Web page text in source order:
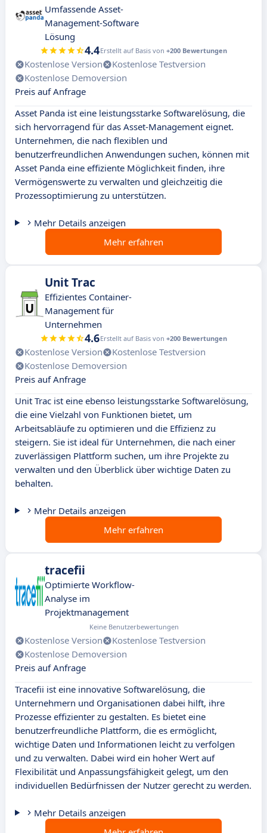
Umfassende Asset-
Management-Software
Lösung
4.4Erstellt auf Basis von +200 Bewertungen
Kostenlose Version
Kostenlose Testversion
Kostenlose Demoversion
Preis auf Anfrage
Asset Panda ist eine leistungsstarke Softwarelösung, die
sich hervorragend für das Asset-Management eignet.
Unternehmen, die nach flexiblen und
benutzerfreundlichen Anwendungen suchen, können mit
Asset Panda eine effiziente Möglichkeit finden, ihre
Vermögenswerte zu verwalten und gleichzeitig die
Prozessoptimierung zu unterstützen.
Mehr Details anzeigen
Mehr erfahren
Unit Trac
Effizientes Container-
Management für
Unternehmen
4.6Erstellt auf Basis von +200 Bewertungen
Kostenlose Version
Kostenlose Testversion
Kostenlose Demoversion
Preis auf Anfrage
Unit Trac ist eine ebenso leistungsstarke Softwarelösung,
die eine Vielzahl von Funktionen bietet, um
Arbeitsabläufe zu optimieren und die Effizienz zu
steigern. Sie ist ideal für Unternehmen, die nach einer
zuverlässigen Plattform suchen, um ihre Projekte zu
verwalten und den Überblick über wichtige Daten zu
behalten.
Mehr Details anzeigen
Mehr erfahren
tracefii
Optimierte Workflow-
Analyse im
Projektmanagement
Keine Benutzerbewertungen
Kostenlose Version
Kostenlose Testversion
Kostenlose Demoversion
Preis auf Anfrage
Tracefii ist eine innovative Softwarelösung, die
Unternehmern und Organisationen dabei hilft, ihre
Prozesse effizienter zu gestalten. Es bietet eine
benutzerfreundliche Plattform, die es ermöglicht,
wichtige Daten und Informationen leicht zu verfolgen
und zu verwalten. Dabei wird ein hoher Wert auf
Flexibilität und Anpassungsfähigkeit gelegt, um den
individuellen Bedürfnissen der Nutzer gerecht zu werden.
Mehr Details anzeigen